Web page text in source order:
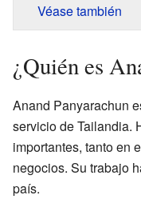
Véase también
¿Quién es
Anand Panyarachun
servicio de Tailandia.
importantes, tanto en
negocios. Su trabajo
país.